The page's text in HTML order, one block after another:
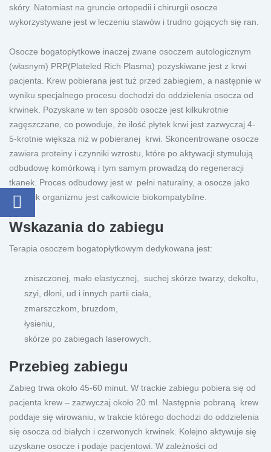
skóry. Natomiast na gruncie ortopedii i chirurgii osocze
wykorzystywane jest w leczeniu stawów i trudno gojących się ran.
Osocze bogatopłytkowe inaczej zwane osoczem autologicznym
(własnym) PRP(Plateled Rich Plasma) pozyskiwane jest z krwi
pacjenta. Krew pobierana jest tuż przed zabiegiem, a następnie w
wyniku specjalnego procesu dochodzi do oddzielenia osocza od
krwinek. Pozyskane w ten sposób osocze jest kilkukrotnie
zagęszczane, co powoduje, że ilość płytek krwi jest zazwyczaj 4-
5-krotnie większa niż w pobieranej krwi. Skoncentrowane osocze
zawiera proteiny i czynniki wzrostu, które po aktywacji stymulują
odbudowę komórkową i tym samym prowadzą do regeneracji
tkanek. Proces odbudowy jest w pełni naturalny, a osocze jako
składnik organizmu jest całkowicie biokompatybilne.
Wskazania do zabiegu
Terapia osoczem bogatopłytkowym dedykowana jest:
zniszczonej, mało elastycznej, suchej skórze twarzy, dekoltu,
szyi, dłoni, ud i innych partii ciała,
zmarszczkom, bruzdom,
łysieniu,
skórze po zabiegach laserowych.
Przebieg zabiegu
Zabieg trwa około 45-60 minut. W trackie zabiegu pobiera się od
pacjenta krew – zazwyczaj około 20 ml. Następnie pobraną krew
poddaje się wirowaniu, w trakcie którego dochodzi do oddzielenia
się osocza od białych i czerwonych krwinek. Kolejno aktywuje się
uzyskane osocze i podaje pacjentowi. W zależności od